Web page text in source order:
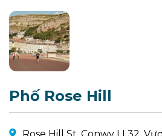
Phố Rose Hill